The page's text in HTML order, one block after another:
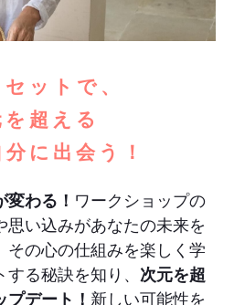
ットで、
超える
に出会う！
わる！ ワークショップの
思い込みがあなたの未来を
その心の仕組みを楽しく学
る秘訣を知り、 次元を超
デート！ 新しい可能性を